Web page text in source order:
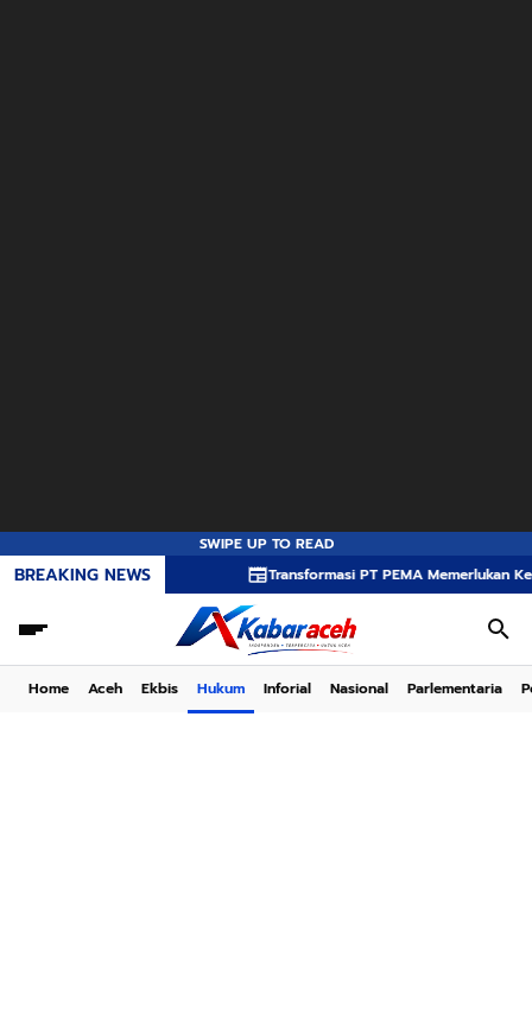
SWIPE UP TO READ
BREAKING NEWS Transformasi PT PEMA Memerlukan
Home Aceh Ekbis Hukum Inforial Nasional Parlementaria